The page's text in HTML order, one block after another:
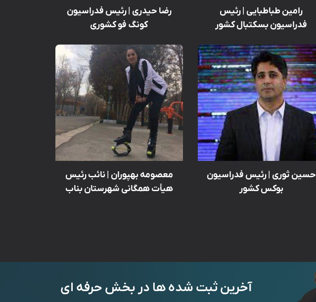
رامین طباطبایی | رئیس
فدراسیون بسکتبال کشور
رضا حیدری | رئیس فدراسیون
کونگ فو کشوری
حسین ثوری | رئیس فدراسیون
بوکس کشور
معصومه بهپوران | نائب رئیس
هیأت همگانی شهرستان بناب
آخرین ثبت شده ها در بخش حرفه ای